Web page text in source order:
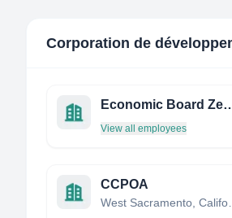
Corporation de
Economic
View all employees
CCPOA